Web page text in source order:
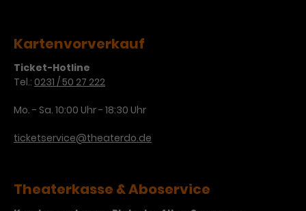
Kartenvorverkauf
Ticket-Hotline
Tel.: 0231 / 50 27 222
Mo. - Sa. 10:00 Uhr - 18:30 Uhr
ticketservice@theaterdo.de
Theaterkasse & Aboservice